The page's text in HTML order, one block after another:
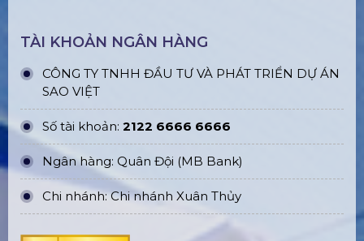
TÀI KHOẢN NGÂN HÀNG
CÔNG TY TNHH ĐẦU TƯ VÀ PHÁT TRIỂN DỰ ÁN
SAO VIỆT
Số tài khoản: 2122 6666 6666
Ngân hàng: Quân Đội (MB Bank)
Chi nhánh: Chi nhánh Xuân Thủy